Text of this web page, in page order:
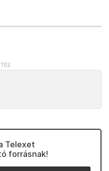
Telexet
forrásnak!